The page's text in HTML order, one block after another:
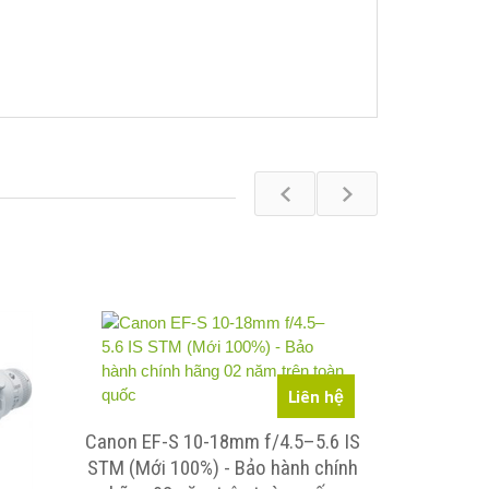
Liên hệ
Canon EF-S 10-18mm f/4.5–5.6 IS
STM (Mới 100%) - Bảo hành chính